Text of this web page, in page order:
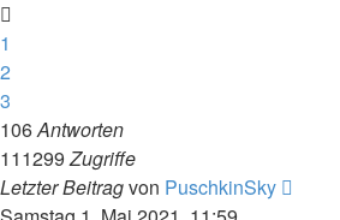
1
2
3
106Antworten
111299Zugriffe
Letzter Beitragvon PuschkinSky